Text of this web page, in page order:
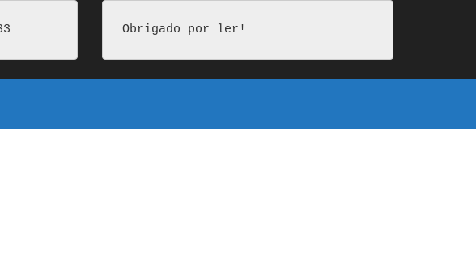
Obrigado por ler!